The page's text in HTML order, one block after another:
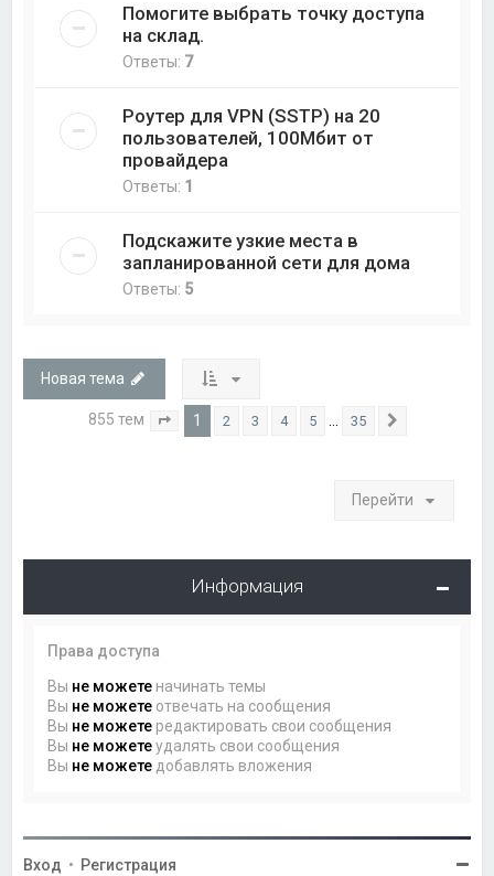
Помогите выбрать точку доступа
на склад.
Ответы: 7
Роутер для VPN (SSTP) на 20
пользователей, 100Мбит от
провайдера
Ответы: 1
Подскажите узкие места в
запланированной сети для дома
Ответы: 5
Новая тема
855 тем Страница из 35
1 2 3 4 5 … 35
Перейти
Информация
Права доступа
Вы не можете начинать темы
Вы не можете отвечать на сообщения
Вы не можете редактировать свои сообщения
Вы не можетеудалять свои сообщения
Вы не можете добавлять вложения
Вход • Регистрация